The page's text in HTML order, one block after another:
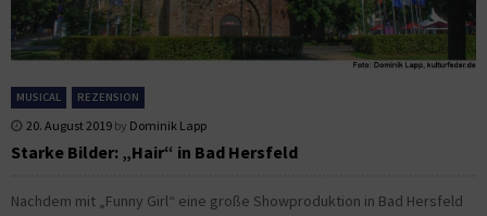
MUSICAL REZENSION
20. August 2019 by Dominik Lapp
Starke Bilder: „Hair“ in Bad Hersfeld
Nachdem mit „Funny Girl“ eine große Showproduktion in Bad Hersfeld